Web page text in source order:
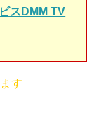
スDMM TV
す